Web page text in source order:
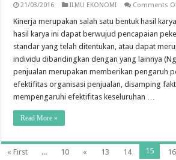
21/03/2016 ILMU EKONOMI Comments
Kinerja merupakan salah satu bentuk hasil
hasil karya ini dapat berwujud pencapaian
standar yang telah ditentukan, atau dapat
individu dibandingkan dengan yang lainnya
penjualan merupakan memberikan pengaruh
efektifitas organisasi penjualan, disamping
mempengaruhi efektifitas keseluruhan …
Read More »
« First ... 10 « 13 14 15 16